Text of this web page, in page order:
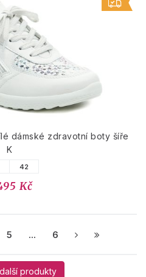
dámské zdravotní boty šíře
K
42
Kč
5 ... 6
produkty